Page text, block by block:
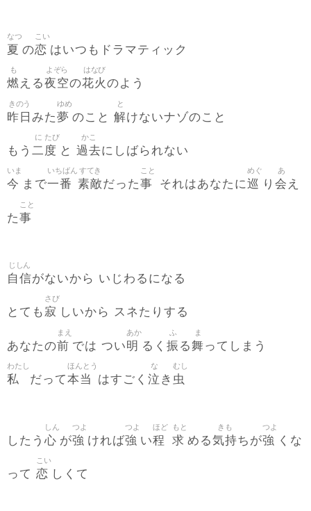
夏
なつ
の恋
こい
はいつもドラマティック
燃
も
える夜空
よぞら
の花火
はなび
のよう
昨日
きのう
みた夢
ゆめ
のこと 解
と
けないナゾのこと
もう 二
に
度
たび
と 過去
かこ
にしばられない
今
いま
まで一番
いちばん
素敵
すてき
だった事
こと
それはあなたに巡
めぐ
り 会
あ
え
た事
こと
自信
じしん
がないから いじわるになる
とても 寂
さび
しいから スネたりする
あなたの前
まえ
では つい明
あか
るく 振
ふ
る 舞
ま
ってしまう
私
わたし
だって本当
ほんとう
はすごく 泣
な
き 虫
むし
したう 心
しん
が強
つよ
ければ強
つよ
い程
ほど
求
もと
める気持
きも
ちが強
つよ
くな
って 恋
こい
しくて